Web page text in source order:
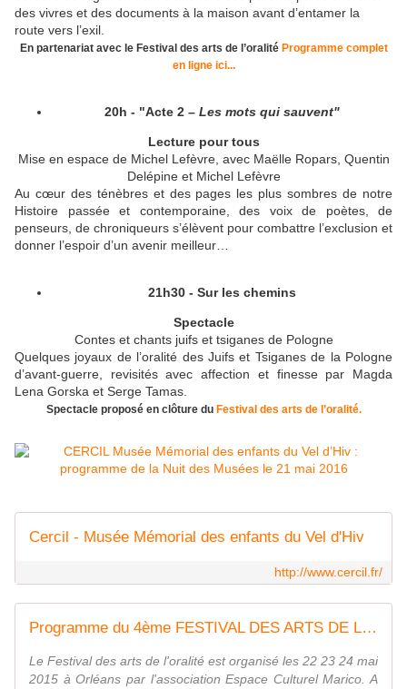
des vivres et des documents à la maison avant d’entamer la
route vers l’exil.
En partenariat avec le Festival des arts de l’oralité Programme complet
en ligne ici...
20h - "Acte 2 – Les mots qui sauvent"
Lecture pour tous
Mise en espace de Michel Lefèvre, avec Maëlle Ropars, Quentin
Delépine et Michel Lefèvre
Au cœur des ténèbres et des pages les plus sombres de notre
Histoire passée et contemporaine, des voix de poètes, de
penseurs, de chroniqueurs s’élèvent pour combattre l’exclusion et
donner l’espoir d’un avenir meilleur…
21h30 - Sur les chemins
Spectacle
Contes et chants juifs et tsiganes de Pologne
Quelques joyaux de l’oralité des Juifs et Tsiganes de la Pologne
d’avant‐guerre, revisités avec affection et finesse par Magda
Lena Gorska et Serge Tamas.
Spectacle proposé en clôture du Festival des arts de l’oralité.
Cercil - Musée Mémorial des enfants du Vel d'Hiv
http://www.cercil.fr/
Programme du 4ème FESTIVAL DES ARTS DE L'ORALITE les 22 23 24 mai à ORLEANS Gratuit - VIVRE AUTREMENT VOS LOISIRS avec Clodelle
Le Festival des arts de l'oralité est organisé les 22 23 24 mai
2015 à Orléans par l'association Espace Culturel Marico. A